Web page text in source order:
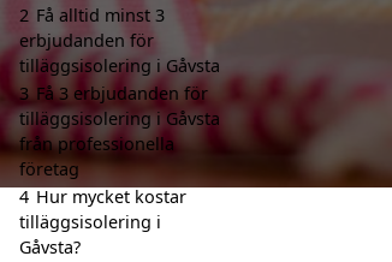
2 Få alltid minst 3
erbjudanden för
tilläggsisolering i Gåvsta
3 Få 3 erbjudanden för
tilläggsisolering i Gåvsta
från professionella
företag
4 Hur mycket kostar
tilläggsisolering i
Gåvsta?